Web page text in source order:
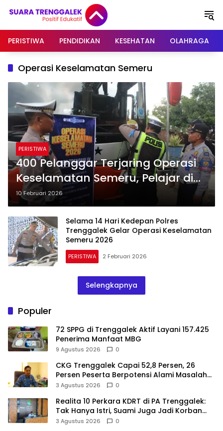
PERISTIWA
PENDIDIKAN KESEHATAN OLAHRAGA
Operasi Keselamatan Semeru
PERISTIWA
400 Pelanggar Terjaring Operasi
Keselamatan Semeru, Pelajar di
Trenggalek Mendominasi
Pelanggaran
10 Februari 2026
Selama 14 Hari Kedepan Polres
Trenggalek Gelar Operasi Keselamatan
Semeru 2026
PERISTIWA 2 Februari 2026
Selengkapnya
Populer
72 SPPG di Trenggalek Aktif Layani 157.425
Penerima Manfaat MBG
9 Agustus 2026 0
CKG Trenggalek Capai 52,8 Persen, 26
Persen Peserta Berpotensi Alami Masalah
Kejiwaan
3 Agustus 2026 0
Realita 10 Perkara KDRT di PA Trenggalek:
Tak Hanya Istri, Suami Juga Jadi Korban
Kekerasan
3 Agustus 2026 0